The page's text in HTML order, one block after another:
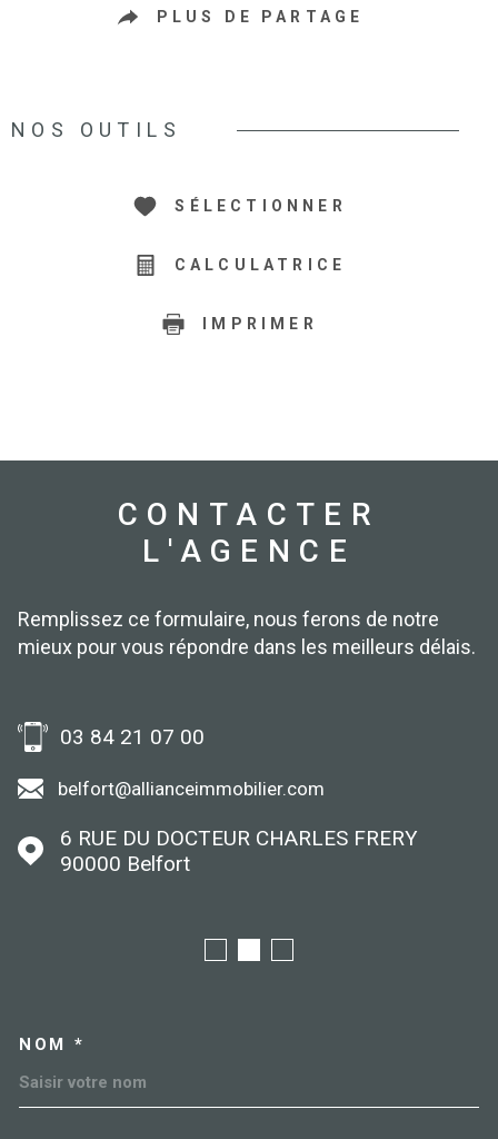
PLUS DE PARTAGE
NOS OUTILS
SÉLECTIONNER
CALCULATRICE
IMPRIMER
CONTACTER
L'AGENCE
Remplissez ce formulaire, nous ferons de notre
mieux pour vous répondre dans les meilleurs délais.
03 84 21 07 00
belfort@allianceimmobilier.com
6 RUE DU DOCTEUR CHARLES FRERY
90000
Belfort
NOM *